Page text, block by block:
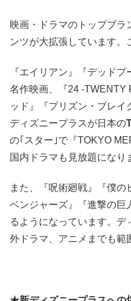
映画・ドラマのトップブラ
ンツが大拡張しています。
『エイリアン』『デッド
名作映画、『24 -TWENTY
ッド』『プリズン・ブレイ
ディズニープラスが日本の
の｢スター｣で『TOKYO
国内ドラマも見放題になり
また、『呪術廻戦』『僕の
ベンジャーズ』『進撃の巨
るようになっています。デ
外ドラマ、アニメまでも範